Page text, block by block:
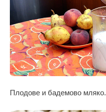
Плодове и бадемово мляко.